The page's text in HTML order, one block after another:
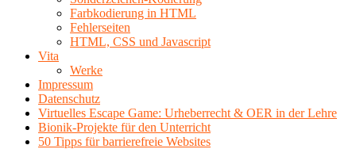
Farbkodierung in HTML
Fehlerseiten
HTML, CSS und Javascript
Vita
Werke
Impressum
Datenschutz
Virtuelles Escape Game: Urheberrecht & OER in der Lehre
Bionik-Projekte für den Unterricht
50 Tipps für barrierefreie Websites